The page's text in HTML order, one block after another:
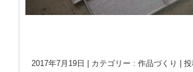
2017年7月19日 カテゴリー : 作品づくり